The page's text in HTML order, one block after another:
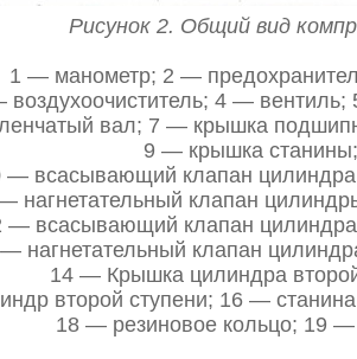
Рисунок 2. Общий вид
1 — манометр; 2 —
воздухоочиститель; 4 —
вал; 7 — крышка
9 — крышка станины;
— всасывающий клапан цилиндра
нагнетательный клапан
— всасывающий клапан цилиндра
нагнетательный клапан
14 — Крышка цилиндра
второй ступени; 16 —
18 — резиновое кольцо; 19 —